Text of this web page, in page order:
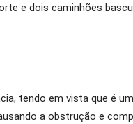
e dois caminhões
tendo em vista que é
a obstrução e